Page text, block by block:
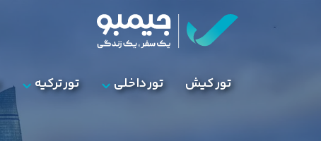
تور کیش تور داخلی تور ترکیه